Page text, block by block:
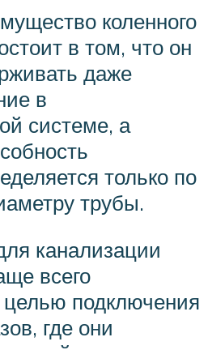
коленного
в том, что он
даже
в
системе, а
только по
трубы.
канализации
всего
подключения
где они